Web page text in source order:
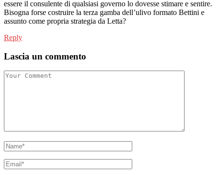
essere il consulente di qualsiasi governo lo dovesse stimare e sentire.
Bisogna forse costruire la terza gamba dell’ulivo formato Bettini e
assunto come propria strategia da Letta?
Reply
Lascia un commento